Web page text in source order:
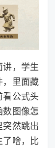
讲，学生
，里面藏
看公式头
数图像怎
突然跳出
了啥，比